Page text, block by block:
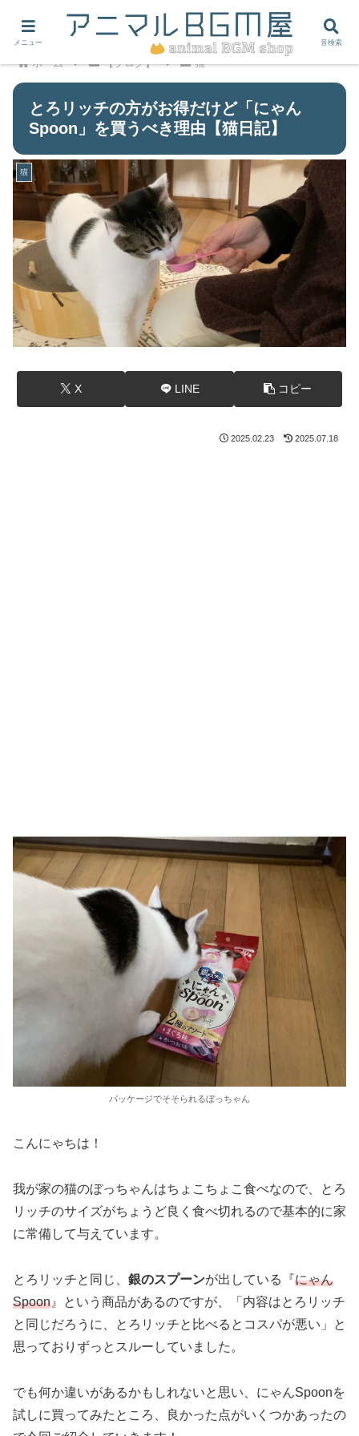
ホーム 【ブログ】 猫
とろリッチの方がお得だけど「にゃん
Spoon」を買うべき理由【猫日記】
猫
X LINE コピー
2025.02.23 2025.07.18
パッケージでそそられるぼっちゃん
こんにゃちは！
我が家の猫のぼっちゃんはちょこちょこ食べなので、とろ
リッチのサイズがちょうど良く食べ切れるので基本的に家
に常備して与えています。
とろリッチと同じ、 銀のスプーンが出している『にゃん
Spoon 』という商品があるのですが、「内容はとろリッチ
と同じだろうに、とろリッチと比べるとコスパが悪い」と
思っておりずっとスルーしていました。
でも何か違いがあるかもしれないと思い、にゃんSpoonを
試しに買ってみたところ、良かった点がいくつかあったの
メニュー 音検索